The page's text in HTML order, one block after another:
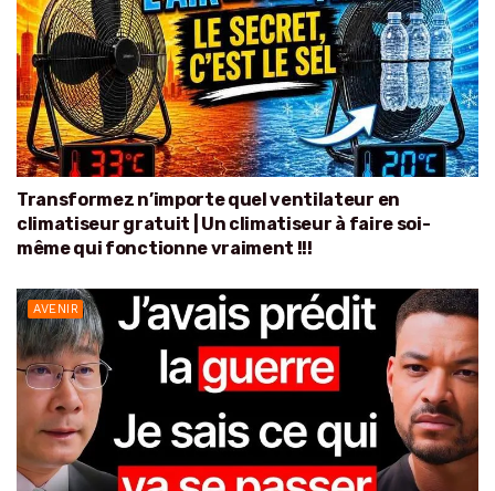
Transformez n’importe quel ventilateur en
climatiseur gratuit | Un climatiseur à faire soi-
même qui fonctionne vraiment !!!
AVENIR